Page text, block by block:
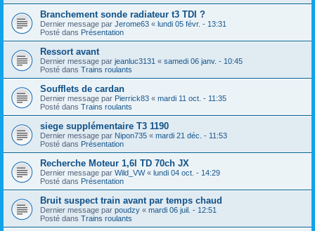
Branchement sonde radiateur t3 TDI ?
Dernier message par Jerome63 « lundi 05 févr. - 13:31
Posté dans Présentation
Ressort avant
Dernier message par jeanluc3131 « samedi 06 janv. - 10:45
Posté dans Trains roulants
Soufflets de cardan
Dernier message par Pierrick83 « mardi 11 oct. - 11:35
Posté dans Trains roulants
siege supplémentaire T3 1190
Dernier message par Nipon735 « mardi 21 déc. - 11:53
Posté dans Présentation
Recherche Moteur 1,6l TD 70ch JX
Dernier message par Wild_VW« lundi 04 oct. - 14:29
Posté dans Présentation
Bruit suspect train avant par temps chaud
Dernier message par poudzy « mardi 06 juil. - 12:51
Posté dans Trains roulants